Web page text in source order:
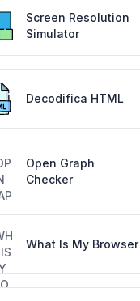
Screen Resolution
Simulator
Decodifica HTML
Open Graph
Checker
What Is My Browser